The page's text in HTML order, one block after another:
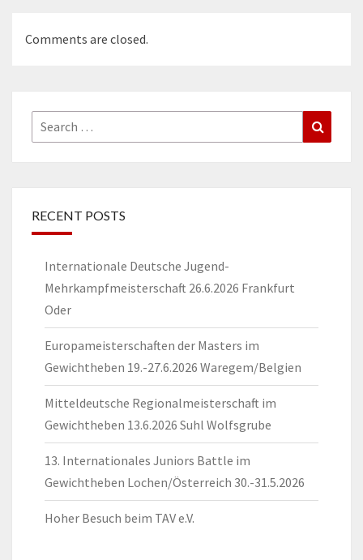
Comments are closed.
Search
for:
RECENT POSTS
Internationale Deutsche Jugend-
Mehrkampfmeisterschaft 26.6.2026 Frankfurt
Oder
Europameisterschaften der Masters im
Gewichtheben 19.-27.6.2026 Waregem/Belgien
Mitteldeutsche Regionalmeisterschaft im
Gewichtheben 13.6.2026 Suhl Wolfsgrube
13. Internationales Juniors Battle im
Gewichtheben Lochen/Österreich 30.-31.5.2026
Hoher Besuch beim TAV e.V.